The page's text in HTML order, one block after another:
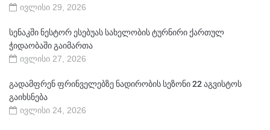
ივლისი 29, 2026
სენაკში ნესტორ ესებუას სახელობის ტურნირი ქართულ
ჭიდაობაში გაიმართა
ივლისი 27, 2026
გადამფრენ ფრინველებზე ნადირობის სეზონი 22 აგვისტოს
გაიხსნება
ივლისი 24, 2026